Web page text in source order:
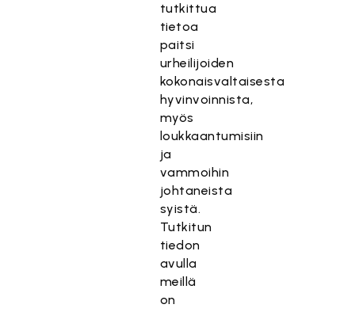
tutkittua
tietoa
paitsi
urheilijoiden
kokonaisvaltaisesta
hyvinvoinnista,
myös
loukkaantumisiin
ja
vammoihin
johtaneista
syistä.
Tutkitun
tiedon
avulla
meillä
on